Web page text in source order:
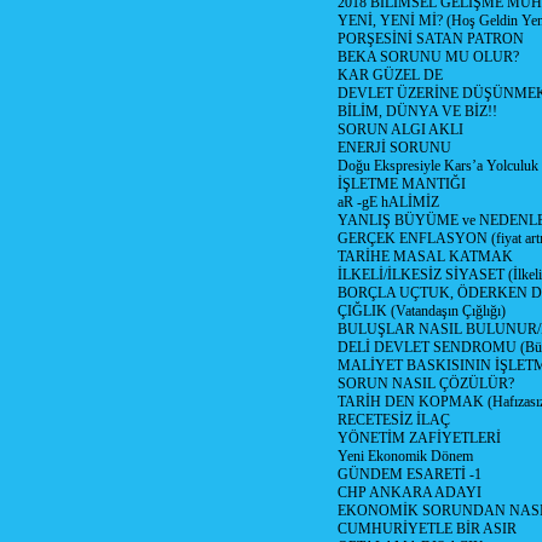
YENİ, YENİ Mİ? (Hoş Geldin
PORŞESİNİ SATAN PATRON
BEKA SORUNU MU OLUR?
KAR GÜZEL DE
DEVLET ÜZERİNE
BİLİM, DÜNYA VE BİZ!!
SORUN ALGI AKLI
ENERJİ SORUNU
Doğu Ekspresiyle Kars’a Yolculuk
İŞLETME MANTIĞI
aR -gE hALİMİZ
YANLIŞ BÜYÜME ve
GERÇEK ENFLASYON (fiyat
TARİHE MASAL KATMAK
İLKELİ/İLKESİZ SİYASET
BORÇLA UÇTUK, ÖDERKEN
ÇIĞLIK (Vatandaşın Çığlığı)
BULUŞLAR NASIL
DELİ DEVLET SENDROMU
MALİYET BASKISININ
SORUN NASIL ÇÖZÜLÜR?
TARİH DEN KOPMAK
RECETESİZ İLAÇ
YÖNETİM ZAFİYETLERİ
Yeni Ekonomik Dönem
GÜNDEM ESARETİ -1
CHP ANKARA ADAYI
EKONOMİK SORUNDAN
CUMHURİYETLE BİR ASIR